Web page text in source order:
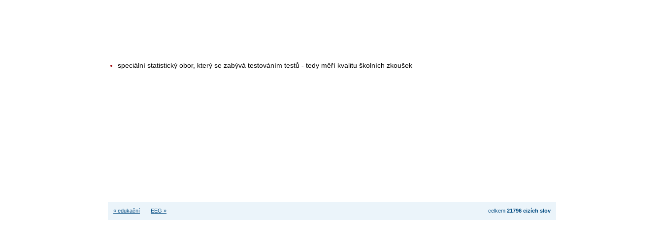
speciální statistický obor, který se zabývá testováním testů - tedy měří kvalitu školních zkoušek
celkem 21796 cizích slov
« edukační EEG »